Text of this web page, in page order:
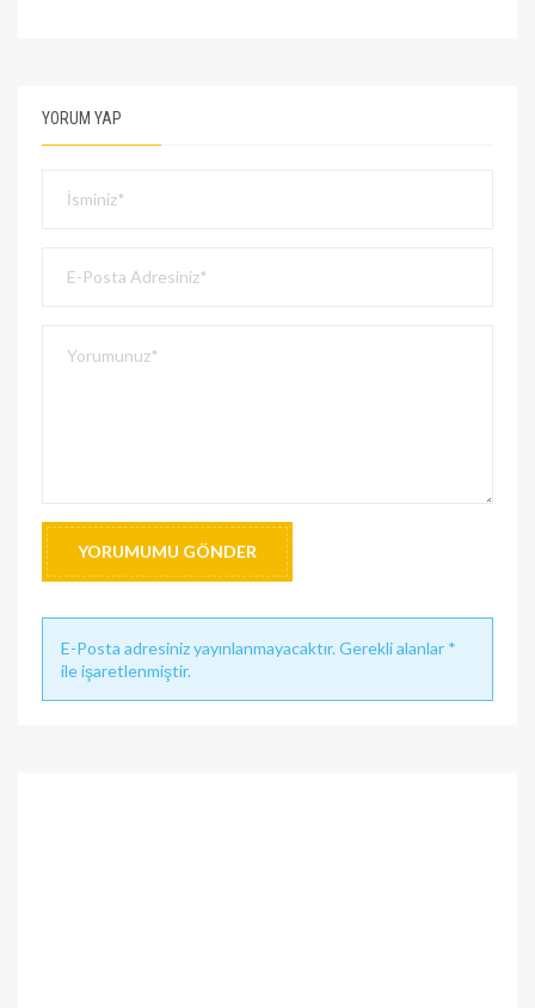
YORUM YAP
YORUMUMU GÖNDER
E-Posta adresiniz yayınlanmayacaktır. Gerekli alanlar *
ile işaretlenmiştir.